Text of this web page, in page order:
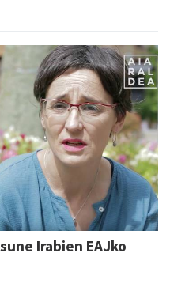
Irabien EAJko